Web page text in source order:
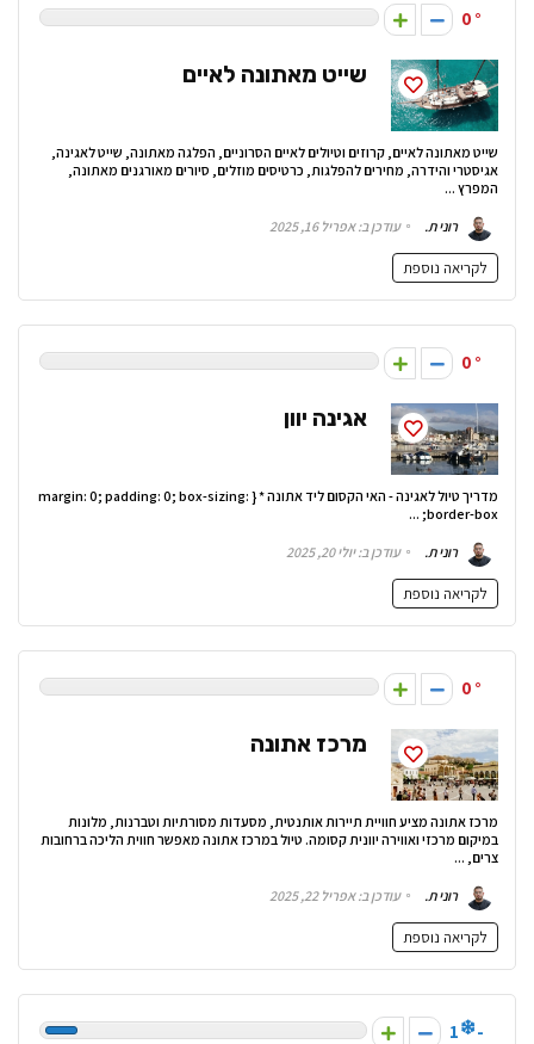
0
שייט מאתונה לאיים
שייט מאתונה לאיים, קרוזים וטיולים לאיים הסרוניים, הפלגה מאתונה, שייט לאגינה,
אגיסטרי והידרה, מחירים להפלגות, כרטיסים מוזלים, סיורים מאורגנים מאתונה,
המפרץ ...
רוני ת. עודכן ב: אפריל 16, 2025
לקריאה נוספת
0
אגינה יוון
מדריך טיול לאגינה - האי הקסום ליד אתונה * { margin: 0; padding: 0; box-sizing:
border-box; ...
רוני ת. עודכן ב: יולי 20, 2025
לקריאה נוספת
0
מרכז אתונה
מרכז אתונה מציע חוויית תיירות אותנטית, מסעדות מסורתיות וטברנות, מלונות
במיקום מרכזי ואווירה יוונית קסומה. טיול במרכז אתונה מאפשר חווית הליכה ברחובות
צרים, ...
רוני ת. עודכן ב: אפריל 22, 2025
לקריאה נוספת
-1